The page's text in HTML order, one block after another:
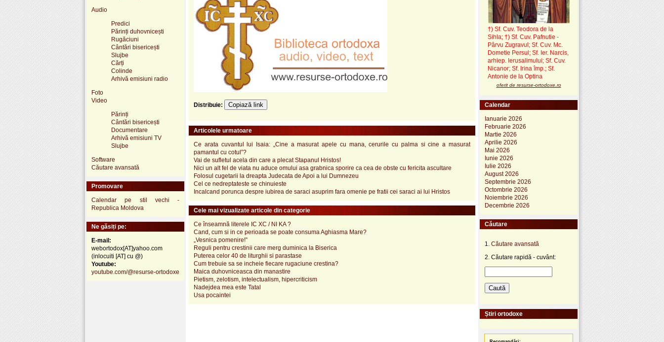
Distribuie: Copiază link
Articolele urmatoare
Ce arata cuvantul lui Isaia: „Cine a masurat apele cu mana, cerurile cu palma si cine a masurat
pamantul cu cotul”?
Vai de sufletul acela din care a plecat Stapanul Hristos!
Nici un alt fel de viata nu aduce omului asa grabnica sporire ca cea de obste cu fericita ascultare
Folosul cugetarii la dreapta Judecata de Apoi a lui Dumnezeu
Cel ce nedreptateste se chinuieste
Incalcand porunca despre iubirea de saraci asuprim fara omenie pe fratii cei saraci ai lui Hristos
Cele mai vizualizate articole din categorie
Ce înseamnă literele IC XC / NI KA ?
Cand, cum si in ce perioada se poate consuma Aghiasma Mare?
„Vesnica pomenire!”
Reguli pentru crestinii care merg duminica la Biserica
Puterea celor 40 de liturghii si parastase
Cum trebuie sa se incheie fiecare rugaciune crestina?
Maica duhovniceasca din manastire
Pietism, zelotism, intelectualism, hipercriticism
Nadejdea mea este Tatal
Usa pocaintei
Audio
Predici
Părinți duhovnicești
Rugăciuni
Cântări bisericești
Slujbe
Cărți
Colinde
Arhivă emisiuni radio
Foto
Video
Părinți
Cântări bisericești
Documentare
Arhivă emisiuni TV
Slujbe
Software
Căutare avansată
Promovare
Calendar pe stil vechi -
Republica Moldova
Ne găsiți pe:
E-mail:
webortodox[AT]yahoo.com
(inlocuiti [AT] cu @)
Youtube:
youtube.com/@resurse-ortodoxe
†) Sf. Cuv. Teodora de la
Sihla; †) Sf. Cuv. Pafnutie -
Pârvu Zugravul ; Sf. Cuv. Mc.
Dometie Persul; Sf. Ier. Narcis,
arhiep. Ierusalimului; Sf. Cuv.
Nicanor; Sf. Irina împ.; Sf.
Antonie de la Optina
oferit de resurse-ortodoxe.ro
Calendar
Ianuarie 2026
Februarie 2026
Martie 2026
Aprilie 2026
Mai 2026
Iunie 2026
Iulie 2026
August 2026
Septembrie 2026
Octombrie 2026
Noiembrie 2026
Decembrie 2026
Căutare
1. Căutare avansată
2. Căutare rapidă - cuvânt:
Știri ortodoxe